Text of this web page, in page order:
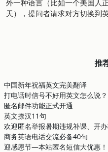
外一种语言（比如一个美国人
天），提问者请求对方切换到英
推
中国新年祝福英文完美翻译
打电话时信号不好用英文怎么说？
匿名邮件功能正式开通
英文撩汉11句
欢迎匿名举报暑期违规补课、开
商务英语电话交流必备40句
迎感恩节—本站匿名短信大优惠！